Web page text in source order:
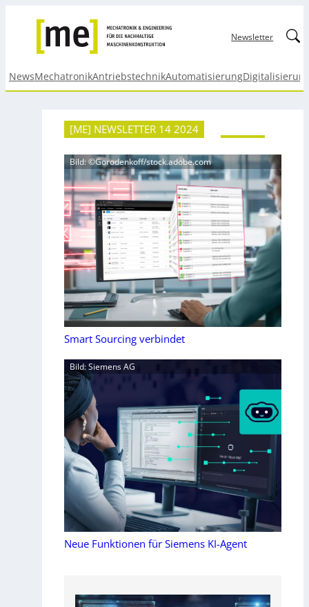
Newsletter
NewsMechatronikAntriebstechnikAutomatisierung
[ME] NEWSLETTER 14 2024
Bild: ©Gorodenkoff/stock.adobe.com
Smart Sourcing verbindet
Bild: Siemens AG
Neue Funktionen für Siemens KI-Agent